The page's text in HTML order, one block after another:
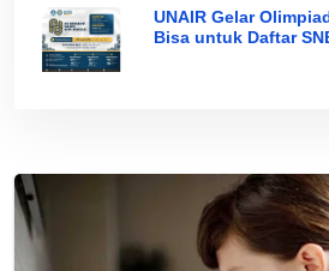
UNAIR Gelar
Bisa untuk Daftar